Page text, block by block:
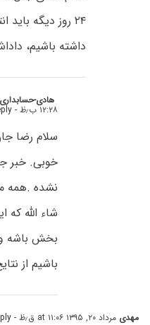
۲۴ روز دیگه
داشته باشیم،
هادی-حسابداری
۱۲:۲۸ ب٫ظ - Reply
سلام رضا
خوبی. خبر
نشده .همه
شاء الله که
بخش باشه
باشیم از
مهدی مرداد ۲۰, ۱۳۹۵ at ۱۱:۰۶ ق٫ظ - Reply